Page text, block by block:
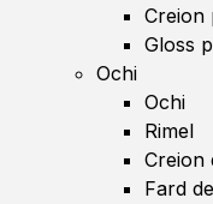
Creion
Gloss
Ochi
Ochi
Rimel
Creion
Fard